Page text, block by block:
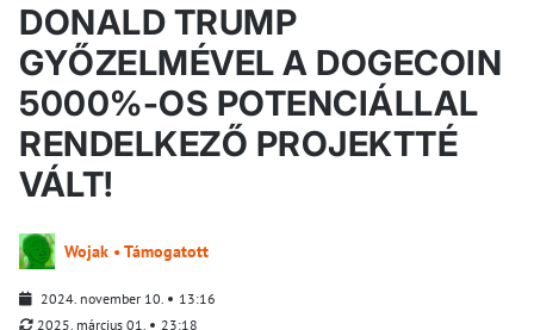
DONALD TRUMP
GYŐZELMÉVEL A DOGECOIN
5000%-OS POTENCIÁLLAL
RENDELKEZŐ PROJEKTTÉ
VÁLT!
Wojak • Támogatott
2024. november 10.
13:16
2025. március 01.
23:18